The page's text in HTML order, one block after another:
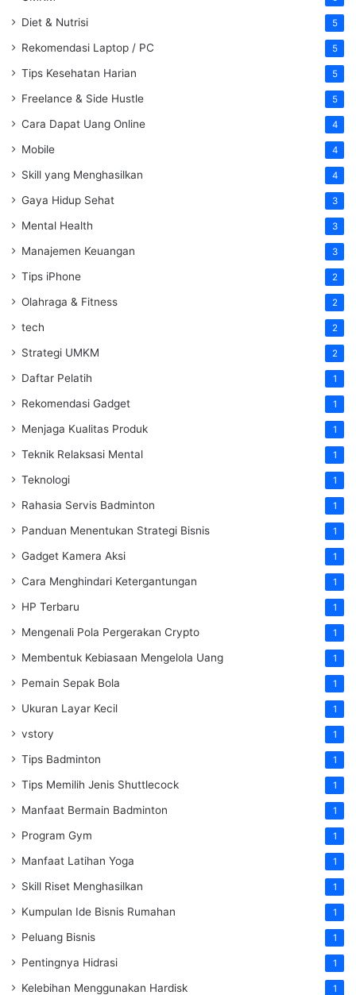
Diet & Nutrisi 5
Rekomendasi Laptop / PC 5
Tips Kesehatan Harian 5
Freelance & Side Hustle 5
Cara Dapat Uang Online 4
Mobile 4
Skill yang Menghasilkan 4
Gaya Hidup Sehat 3
Mental Health 3
Manajemen Keuangan 3
Tips iPhone 2
Olahraga & Fitness 2
tech 2
Strategi UMKM 2
Daftar Pelatih 1
Rekomendasi Gadget 1
Menjaga Kualitas Produk 1
Teknik Relaksasi Mental 1
Teknologi 1
Rahasia Servis Badminton 1
Panduan Menentukan Strategi Bisnis 1
Gadget Kamera Aksi 1
Cara Menghindari Ketergantungan 1
HP Terbaru 1
Mengenali Pola Pergerakan Crypto 1
Membentuk Kebiasaan Mengelola Uang 1
Pemain Sepak Bola 1
Ukuran Layar Kecil 1
vstory 1
Tips Badminton 1
Tips Memilih Jenis Shuttlecock 1
Manfaat Bermain Badminton 1
Program Gym 1
Manfaat Latihan Yoga 1
Skill Riset Menghasilkan 1
Kumpulan Ide Bisnis Rumahan 1
Peluang Bisnis 1
Pentingnya Hidrasi 1
Kelebihan Menggunakan Hardisk 1